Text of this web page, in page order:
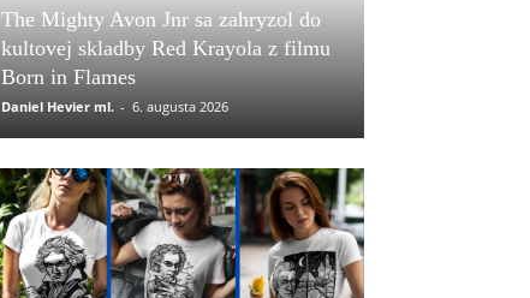
The Mighty Avon Jnr sa zahryzol do
kultovej skladby Red Krayola z filmu
Born in Flames
Daniel Hevier ml. - 6. augusta 2026